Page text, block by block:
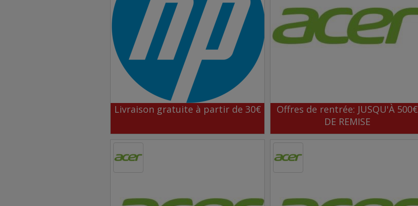
Livraison gratuite à partir de 30€
Offres de rentrée: JUSQU'À 500€
DE REMISE